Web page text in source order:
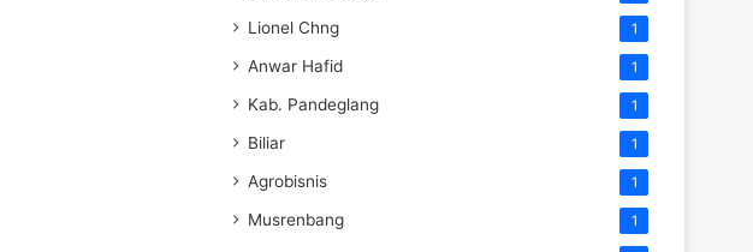
Lionel Chng 1
Anwar Hafid 1
Kab. Pandeglang 1
Biliar 1
Agrobisnis 1
Musrenbang 1